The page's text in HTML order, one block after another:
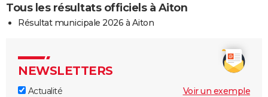
Tous les résultats officiels à Aiton
Résultat municipale 2026 à Aiton
NEWSLETTERS
Actualité
Voir un exemple